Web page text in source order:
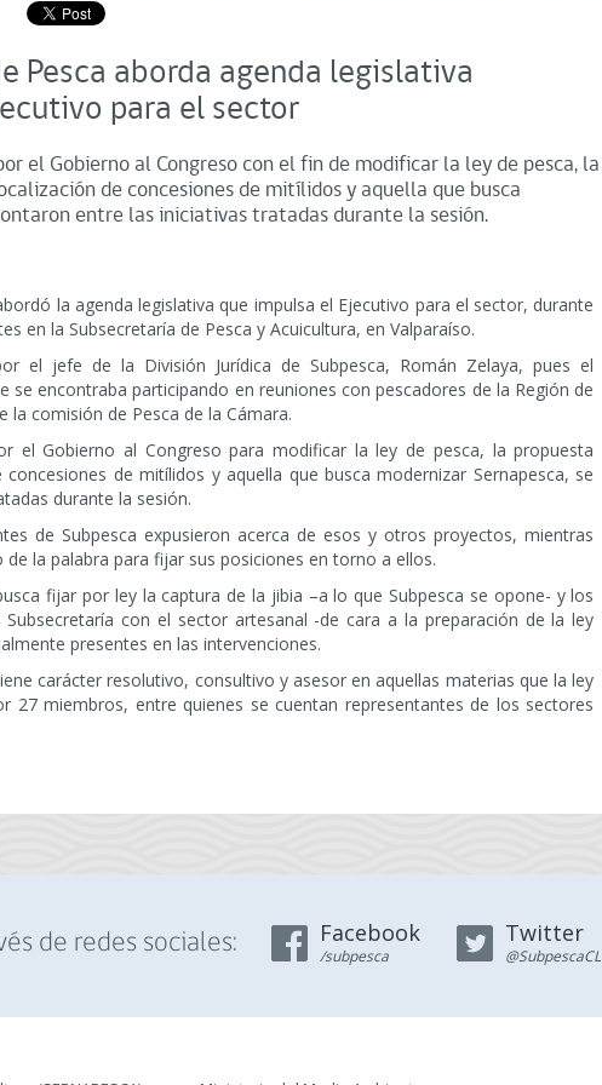
Pesca aborda agenda legislativa
para el sector
el Gobierno al Congreso con el fin de modificar la ley de pesca, la
de concesiones de mitílidos y aquella que busca
entre las iniciativas tratadas durante la sesión.
la agenda legislativa que impulsa el Ejecutivo para el sector, durante
en la Subsecretaría de Pesca y Acuicultura, en Valparaíso.
el jefe de la División Jurídica de Subpesca, Román Zelaya, pues el
se encontraba participando en reuniones con pescadores de la Región de
comisión de Pesca de la Cámara.
el Gobierno al Congreso para modificar la ley de pesca, la propuesta
de mitílidos y aquella que busca modernizar Sernapesca, se
durante la sesión.
de Subpesca expusieron acerca de esos y otros proyectos, mientras
la palabra para fijar sus posiciones en torno a ellos.
fijar por ley la captura de la jibia –a lo que Subpesca se opone- y los
con el sector artesanal -de cara a la preparación de la ley
presentes en las intervenciones.
carácter resolutivo, consultivo y asesor en aquellas materias que la ley
27 miembros, entre quienes se cuentan representantes de los sectores
de redes sociales: Facebook
/subpesca
Twitter
@SubpescaCL